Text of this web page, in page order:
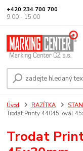
+420 234 700 700
9:00 - 15:00
Úvod RAZÍTKA
Trodat Printy 44045, ovál
Trodat